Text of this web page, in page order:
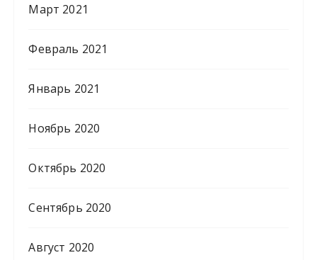
Март 2021
Февраль 2021
Январь 2021
Ноябрь 2020
Октябрь 2020
Сентябрь 2020
Август 2020